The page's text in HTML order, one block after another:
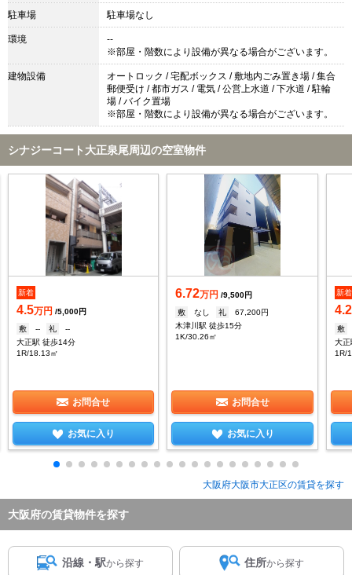
駐車場 駐車場なし
環境
--
※部屋・階数により設備が異なる場合がございます。
建物設備
オートロック / 宅配ボックス / 敷地内ごみ置き場 / 集合
郵便受け / 都市ガス / 電気 / 公営上水道 / 下水道 / 駐輪
場 / バイク置場
※部屋・階数により設備が異なる場合がございます。
シナジーコート大正泉尾周辺の空室物件
新着
4.5万円 /5,000円
敷
-- 礼
--
大正駅 徒歩14分
1R/18.13㎡
お問合せ
お気に入り
6.72万円 /9,500円
敷
なし 礼
67,200円
木津川駅 徒歩15分
1K/30.26㎡
お問合せ
お気に入り
新着
4.2
敷
大
1R/
大阪府大阪市大正区の賃貸を探す
大阪府の賃貸物件を探す
沿線・駅から探す 住所から探す